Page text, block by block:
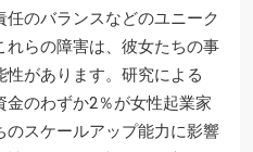
のバランスなどのユニーク
らの障害は、彼女たちの事
があります。研究による
のわずか2％が女性起業家
スケールアップ能力に影響